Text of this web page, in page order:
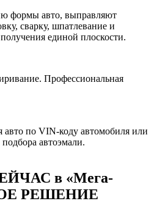
формы авто, выправляют
сварку, шпатлевание и
единой плоскости.
Профессиональная
по VIN-коду автомобиля или
автоэмали.
в «Мега-
РЕШЕНИЕ